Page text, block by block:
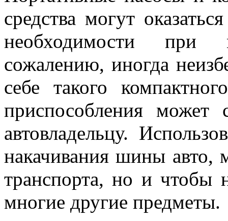
средства могут
необходимости при
сожалению, иногда
себе такого
приспособления может
автовладельцу.
накачивания шины авто,
транспорта, но и чтобы
многие другие предметы.